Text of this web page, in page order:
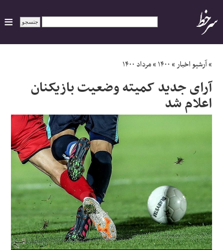
ایران
سیاسی
اقتصاد
اجتماعی
حوادث
علوم و فن آوری
»آرشیو اخبار»۱۴۰۰»مرداد ۱۴۰۰
آرای جدید کمیته وضعیت بازیکنان
اعلام شد